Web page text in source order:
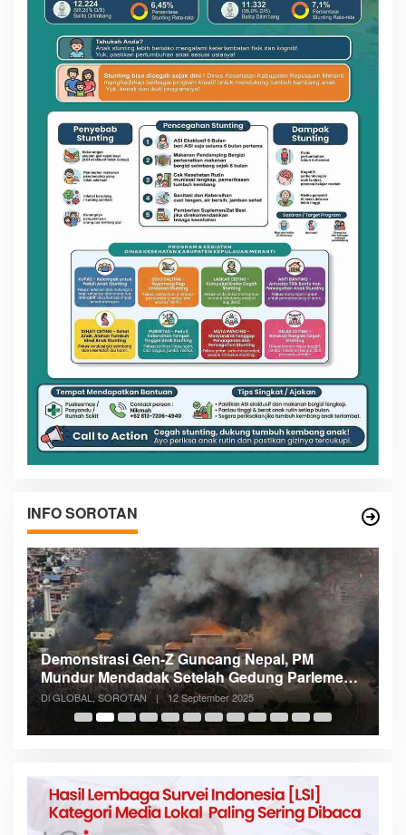
INFO SOROTAN
Demonstrasi Gen-Z Guncang Nepal, PM
Mundur Mendadak Setelah Gedung Parlemen
Dibakar
Di GLOBAL, SOROTAN | 12 September 2025